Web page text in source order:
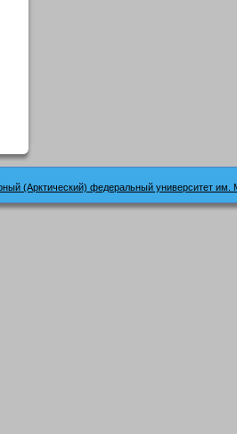
(Арктический) федеральный университет